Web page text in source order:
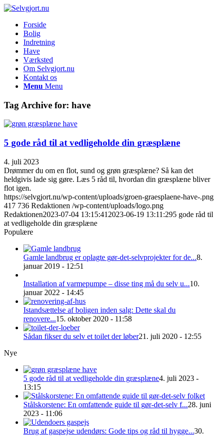
Forside
Bolig
Indretning
Have
Værksted
Om Selvgjort.nu
Kontakt os
Menu Menu
Tag Archive for: have
5 gode råd til at vedligeholde din græsplæne
4. juli 2023
Drømmer du om en flot, sund og grøn græsplæne? Så kan det
heldgivis lade sig gøre. Læs 5 råd til, hvordan din græsplæne bliver
flot igen.
https://selvgjort.nu/wp-content/uploads/groen-graesplaene-have-.png
417 736 Redaktionen /wp-content/uploads/logo.png
Redaktionen2023-07-04 13:15:41 2023-06-19 13:11:295 gode råd til
at vedligeholde din græsplæne
Populære
Gamle landbrug er oplagte gør-det-selvprojekter for de...8.
januar 2019 - 12:51
Installation af varmepumpe – disse ting må du selv u...10.
januar 2022 - 14:45
Istandsættelse af boligen inden salg: Dette skal du
renovere...15. oktober 2020 - 11:58
Sådan fikser du selv et toilet der løber21. juli 2020 - 12:55
Nye
5 gode råd til at vedligeholde din græsplæne4. juli 2023 -
13:15
Stålskorstene: En omfattende guide til gør-det-selv f...28. juni
2023 - 11:06
Brug af gaspejse udendørs: Gode tips og råd til hygge...30.